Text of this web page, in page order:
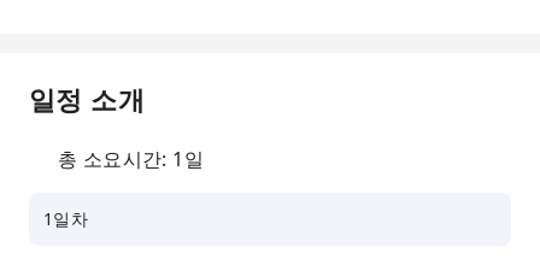
일정 소개
총 소요시간: 1일
1일차